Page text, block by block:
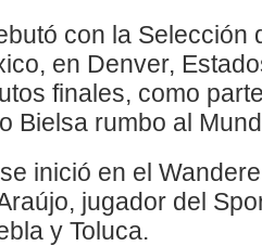
con la Selección
en Denver,
finales, como
Bielsa rumbo al
inició en el
jugador del
y Toluca.